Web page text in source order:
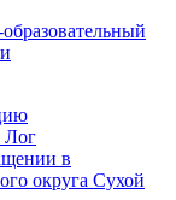
Лог
в
округа Сухой